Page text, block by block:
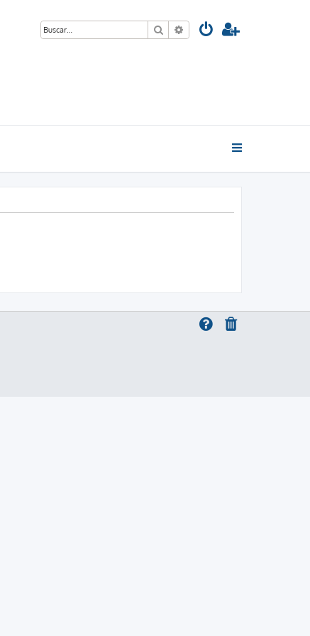
Buscar Búsqueda avanzada